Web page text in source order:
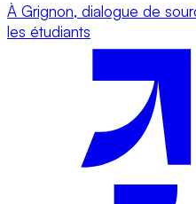
À Grignon, dialogue de
les étudiants